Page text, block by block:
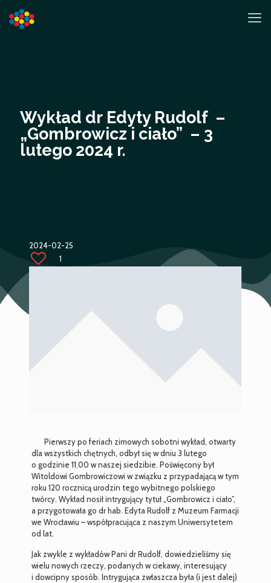
Wykład dr Edyty Rudolf –
„Gombrowicz i ciało” – 3
lutego 2024 r.
2024-02-25
1
Pierwszy po feriach zimowych sobotni wykład, otwarty
dla wszystkich chętnych, odbył się w dniu 3 lutego
o godzinie 11.00 w naszej siedzibie. Poświęcony był
Witoldowi Gombrowiczowi w związku z przypadającą w tym
roku 120 rocznicą urodzin tego wybitnego polskiego
twórcy. Wykład nosił intrygujący tytuł „Gombrowicz i ciało”,
a przygotowała go dr hab. Edyta Rudolf z Muzeum Farmacji
we Wrocławiu – współpracująca z naszym Uniwersytetem
od lat.
Jak zwykle z wykładów Pani dr Rudolf, dowiedzieliśmy się
wielu nowych rzeczy, podanych w ciekawy, interesujący
i dowcipny sposób. Intrygująca zwłaszcza była (i jest dalej)